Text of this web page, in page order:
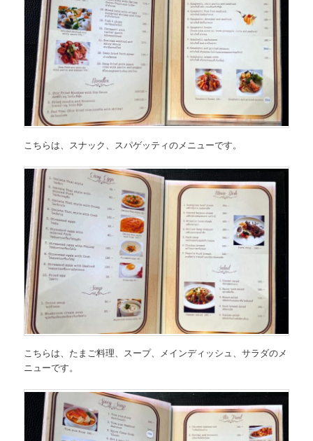
こちらは、 スナック、スパゲッティのメニューです。
こちらは、 たまご料理、スープ、メインディッシュ、サラダのメ
ニューです。